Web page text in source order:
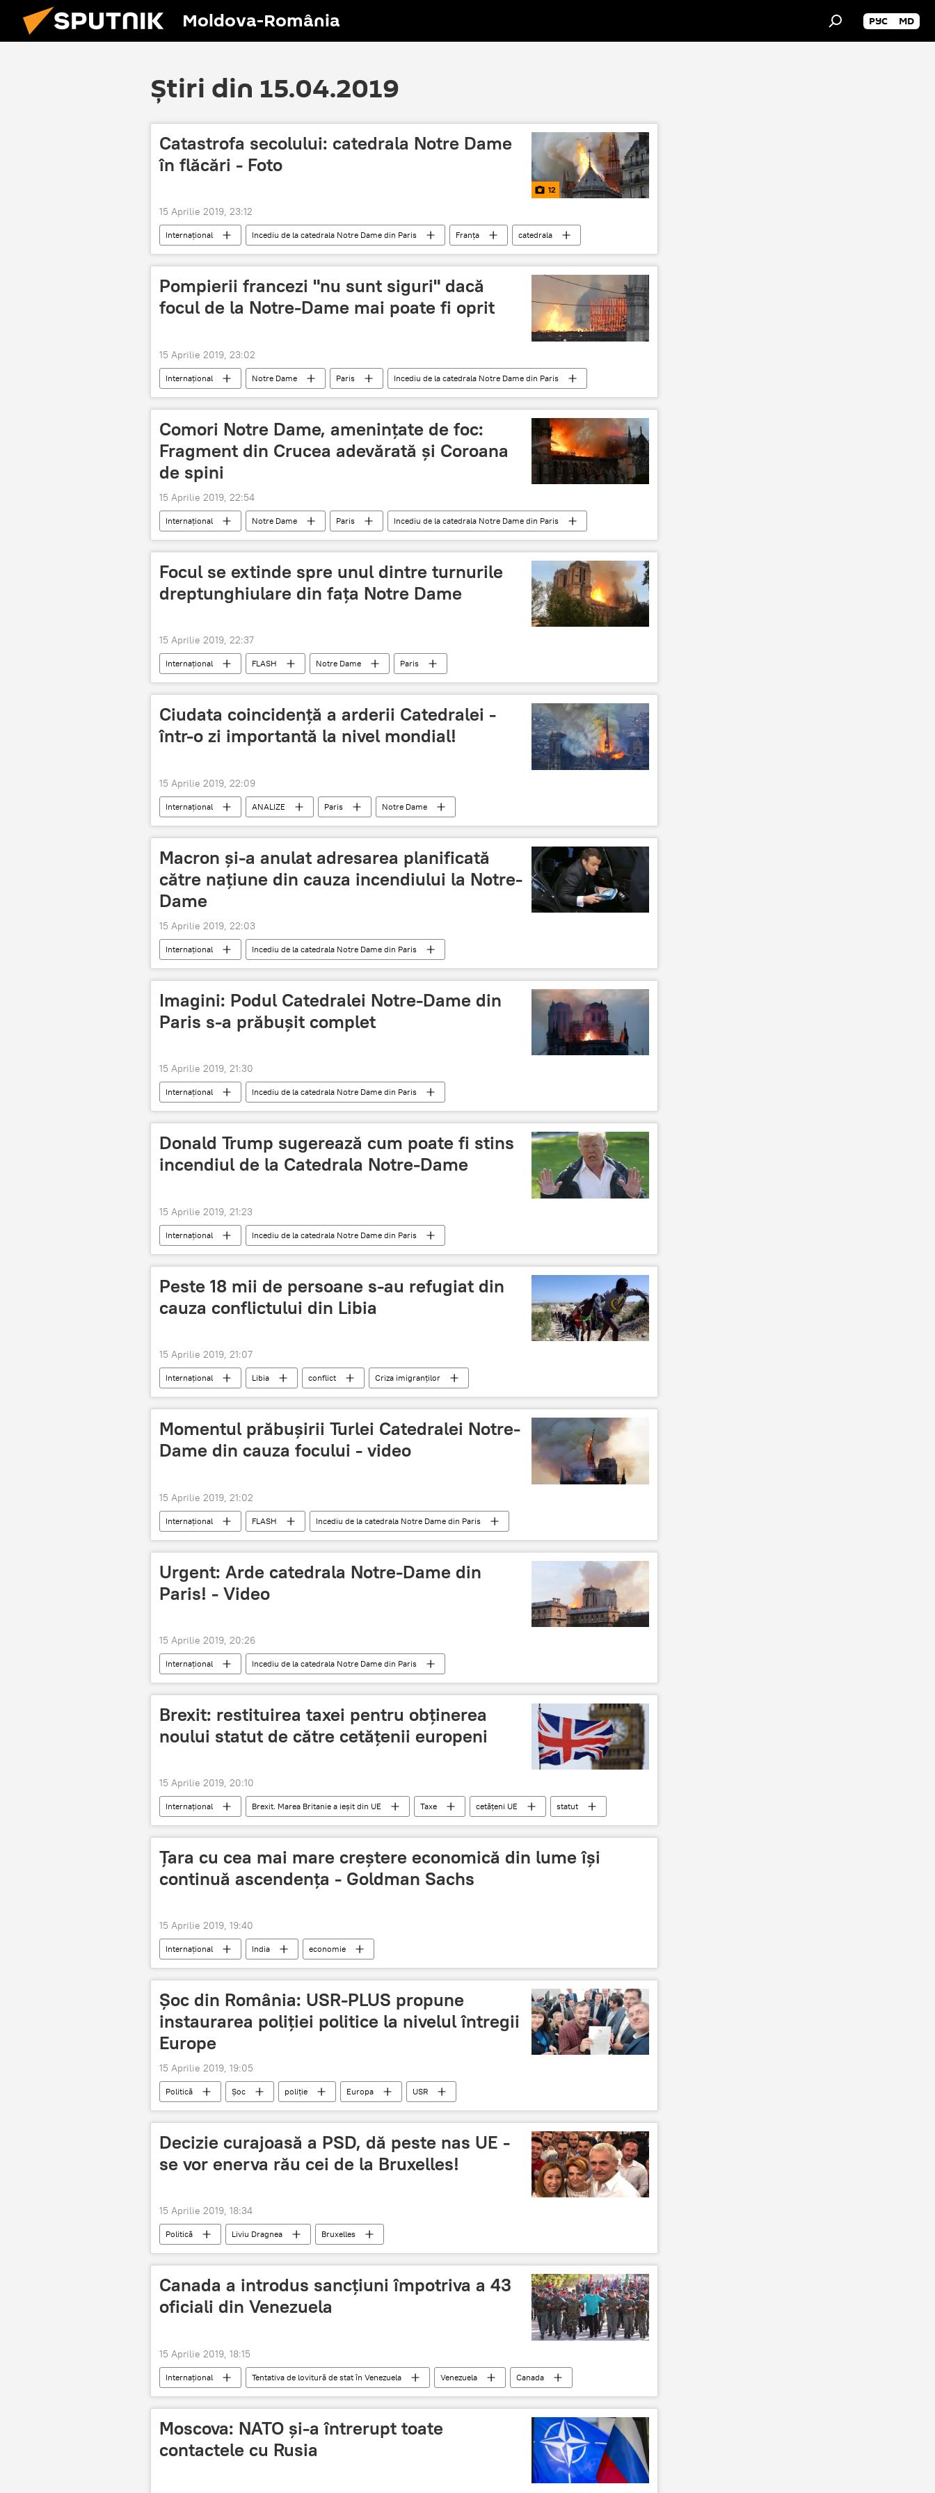
Moldova-România РУС MD
Știri din 15.04.2019
Catastrofa secolului: catedrala Notre Dame
în flăcări - Foto
12
15 Aprilie 2019, 23:12
Internaţional Incediu de la catedrala Notre Dame din Paris Franța
catedrala
Notre Dame
Paris incendiu Foto
Pompierii francezi "nu sunt siguri" dacă
focul de la Notre-Dame mai poate fi oprit
15 Aprilie 2019, 23:02
Internaţional Notre Dame Paris
Incediu de la catedrala Notre Dame din Paris
incendiu
Comori Notre Dame, ameninţate de foc:
Fragment din Crucea adevărată și Coroana
de spini
15 Aprilie 2019, 22:54
Internaţional Notre Dame Paris
Incediu de la catedrala Notre Dame din Paris
incendiu
Focul se extinde spre unul dintre turnurile
dreptunghiulare din fața Notre Dame
15 Aprilie 2019, 22:37
Internaţional FLASH Notre Dame
Paris
Incediu de la catedrala Notre Dame din Paris
incendiu
Ciudata coincidență a arderii Catedralei -
într-o zi importantă la nivel mondial!
15 Aprilie 2019, 22:09
Internaţional ANALIZE Paris
Notre Dame
Incediu de la catedrala Notre Dame din Paris
incendiu
Macron şi-a anulat adresarea planificată
către națiune din cauza incendiului la Notre-
Dame
15 Aprilie 2019, 22:03
Internaţional Incediu de la catedrala Notre Dame din Paris
Imagini: Podul Catedralei Notre-Dame din
Paris s-a prăbuşit complet
15 Aprilie 2019, 21:30
Internaţional Incediu de la catedrala Notre Dame din Paris
Donald Trump sugerează cum poate fi stins
incendiul de la Catedrala Notre-Dame
15 Aprilie 2019, 21:23
Internaţional Incediu de la catedrala Notre Dame din Paris
Peste 18 mii de persoane s-au refugiat din
cauza conflictului din Libia
15 Aprilie 2019, 21:07
Internaţional Libia conflict Criza imigranților
Momentul prăbuşirii Turlei Catedralei Notre-
Dame din cauza focului - video
15 Aprilie 2019, 21:02
Internaţional FLASH Incediu de la catedrala Notre Dame din Paris
Urgent: Arde catedrala Notre-Dame din
Paris! - Video
15 Aprilie 2019, 20:26
Internaţional Incediu de la catedrala Notre Dame din Paris
Brexit: restituirea taxei pentru obţinerea
noului statut de către cetăţenii europeni
15 Aprilie 2019, 20:10
Internaţional Brexit. Marea Britanie a ieșit din UE Taxe cetățeni UE
statut
Brexit
Țara cu cea mai mare creștere economică din lume își
continuă ascendența - Goldman Sachs
15 Aprilie 2019, 19:40
Internaţional India economie
Șoc din România: USR-PLUS propune
instaurarea poliției politice la nivelul întregii
Europe
15 Aprilie 2019, 19:05
Politică Șoc poliție Europa USR
Decizie curajoasă a PSD, dă peste nas UE -
se vor enerva rău cei de la Bruxelles!
15 Aprilie 2019, 18:34
Politică Liviu Dragnea Bruxelles
Canada a introdus sancțiuni împotriva a 43
oficiali din Venezuela
15 Aprilie 2019, 18:15
Internaţional Tentativa de lovitură de stat în Venezuela Venezuela
Canada
Sancțiuni
Moscova: NATO și-a întrerupt toate
contactele cu Rusia